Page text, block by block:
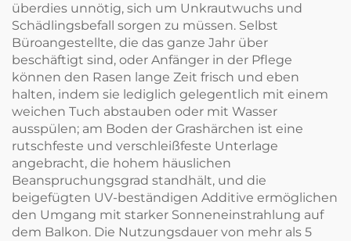
überdies unnötig, sich um Unkrautwuchs und
Schädlingsbefall sorgen zu müssen. Selbst
Büroangestellte, die das ganze Jahr über
beschäftigt sind, oder Anfänger in der Pflege
können den Rasen lange Zeit frisch und eben
halten, indem sie lediglich gelegentlich mit einem
weichen Tuch abstauben oder mit Wasser
ausspülen; am Boden der Grashärchen ist eine
rutschfeste und verschleißfeste Unterlage
angebracht, die hohem häuslichen
Beanspruchungsgrad standhält, und die
beigefügten UV-beständigen Additive ermöglichen
den Umgang mit starker Sonneneinstrahlung auf
dem Balkon. Die Nutzungsdauer von mehr als 5